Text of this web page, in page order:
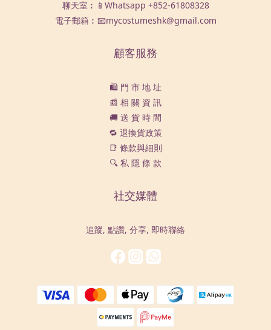
聊天室︰📱Whatsapp +852-61808328
電子郵箱︰📧mycostumeshk@gmail.com
顧客服務
🛍️ 門 市 地 址
📰 相 關 資 訊
🚚 送 貨 時 間
🔁 退換貨政策
📑 條款與細則
🔍 私 隱 條 款
社交媒體
追蹤, 點讚, 分享, 即時聯絡